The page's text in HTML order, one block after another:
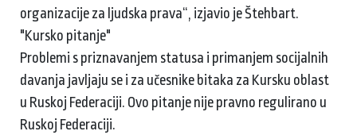
organizacije za ljudska prava“, izjavio je Štehbart.
"Kursko pitanje"
Problemi s priznavanjem statusa i primanjem socijalnih
davanja javljaju se i za učesnike bitaka za Kursku oblast
u Ruskoj Federaciji. Ovo pitanje nije pravno regulirano u
Ruskoj Federaciji.